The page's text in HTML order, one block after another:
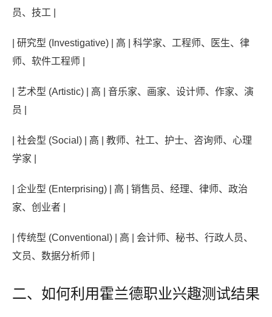
员、技工 |
| 研究型 (Investigative) | 高 | 科学家、工程师、医生、律
师、软件工程师 |
| 艺术型 (Artistic) | 高 | 音乐家、画家、设计师、作家、演
员 |
| 社会型 (Social) | 高 | 教师、社工、护士、咨询师、心理
学家 |
| 企业型 (Enterprising) | 高 | 销售员、经理、律师、政治
家、创业者 |
| 传统型 (Conventional) | 高 | 会计师、秘书、行政人员、
文员、数据分析师 |
二、如何利用霍兰德职业兴趣测试结果